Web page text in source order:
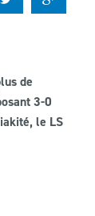
de
3-0
le LS